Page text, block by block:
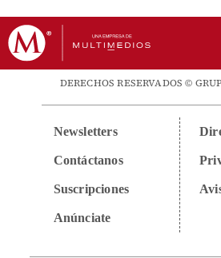
DERECHOS RESERVADOS ©
Newsletters
Contáctanos
Suscripciones
Anúnciate